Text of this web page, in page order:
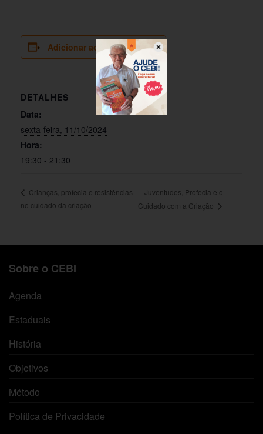
Adicionar ao calendário
DETALHES
Data:
sexta-feira, 11/10/2024
Hora:
19:30 - 21:30
Crianças, profecia e resistências
no cuidado da criação
Juventudes, Profecia e o
Cuidado com a Criação
Sobre o CEBI
Agenda
Estaduais
História
Objetivos
Método
Política de Privacidade